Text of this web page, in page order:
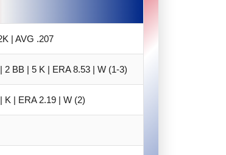
| AVG .207
2 BB | 5 K | ERA 8.53 | W (1-3)
K | ERA 2.19 | W (2)